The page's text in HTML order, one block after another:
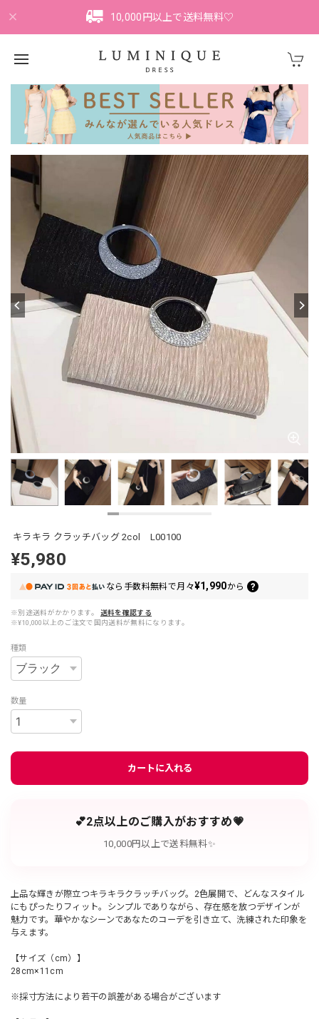
10,000円以上で送料無料♡
キラキラ クラッチバッグ 2col L00100
¥5,980
なら 手数料無料で月々¥1,990から
※別途送料がかかります。
送料を確認する
※¥10,000以上のご注文で国内送料が無料になります。
種類
数量
カートに入れる
💕2点以上のご購入がおすすめ💗
10,000円以上で送料無料✨
上品な輝きが際立つキラキラクラッチバッグ。2色展開で、どんなスタイル
にもぴったりフィット。シンプルでありながら、存在感を放つデザインが
魅力です。華やかなシーンであなたのコーデを引き立て、洗練された印象を
与えます。
【サイズ（cm）】
28cm×11cm
※採寸方法により若干の誤差がある場合がございます